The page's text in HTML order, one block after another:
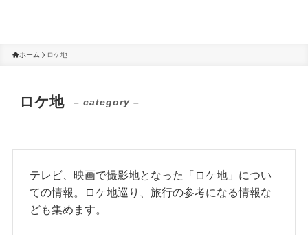
ホーム ロケ地
ロケ地 – category –
テレビ、映画で撮影地となった「ロケ地」につい
ての情報。ロケ地巡り、旅行の参考になる情報な
ども集めます。